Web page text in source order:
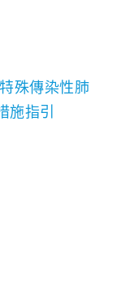
殊傳染性肺
施指引